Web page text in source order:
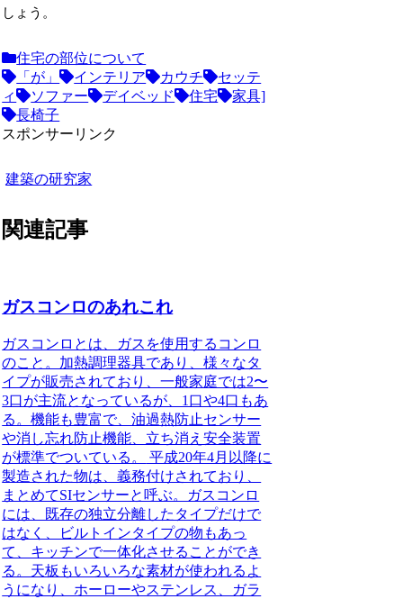
しょう。
住宅の部位について
「が」
インテリア カウチ
セッテ
ィ
ソファー デイベッド 住宅
家具]
長椅子
スポンサーリンク
建築の研究家
関連記事
ガスコンロのあれこれ
ガスコンロとは、ガスを使用するコンロ
のこと。加熱調理器具であり、様々なタ
イプが販売されており、一般家庭では2〜
3口が主流となっているが、1口や4口もあ
る。機能も豊富で、油過熱防止センサー
や消し忘れ防止機能、立ち消え安全装置
が標準でついている。
平成20年4月以降に
製造された物は、義務付けされており、
まとめてSIセンサーと呼ぶ。ガスコンロ
には、既存の独立分離したタイプだけで
はなく、ビルトインタイプの物もあっ
て、キッチンで一体化させることができ
る。天板もいろいろな素材が使われるよ
うになり、ホーローやステンレス、ガラ